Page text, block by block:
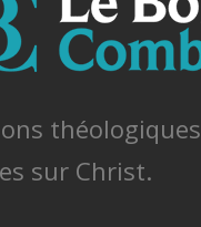
théologiques
sur Christ.